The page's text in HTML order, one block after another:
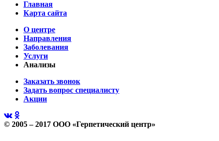
Главная
Карта сайта
О центре
Направления
Заболевания
Услуги
Анализы
Заказать звонок
Задать вопрос специалисту
Акции
© 2005 – 2017 ООО «Герпетический центр»